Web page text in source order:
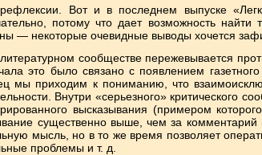
Вот и в последнем выпуске
потому что дает возможность найти
— некоторые очевидные выводы хочется
сообществе пережевывается
это было связано с появлением
мы приходим к пониманию, что
Внутри «серьезного» критического
высказывания (примером
существенно выше, чем за
мысль, но в то же время позволяет
проблемы и т. д.